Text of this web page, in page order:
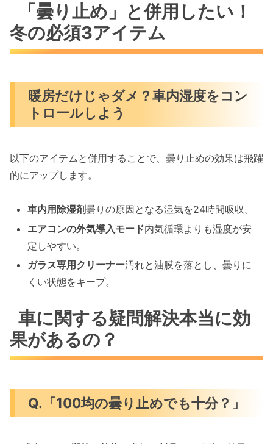
「曇り止め」と併用したい！
冬の必須3アイテム
暖房だけじゃダメ？車内湿度をコン
トロールしよう
以下のアイテムと併用することで、曇り止めの効果は飛躍
的にアップします。
車内用除湿剤曇りの原因となる湿気を24時間吸収。
エアコンの外気導入モード内気循環よりも湿度が安
定しやすい。
ガラス専用クリーナー汚れと油膜を落とし、曇りに
くい状態をキープ。
車に関する疑問解決本当に効
果があるの？
Q.「100均の曇り止めでも十分？」